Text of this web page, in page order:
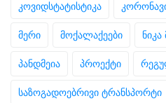
კოვიდსტატისტიკა
მერი მოქალაქეები
პანდმეია პროექტი
საზოგადოებრივი ტრანსპორტი